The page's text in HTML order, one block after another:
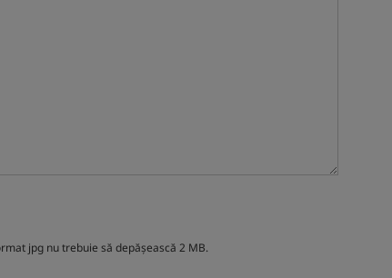
jpg nu trebuie să depășească 2 MB.